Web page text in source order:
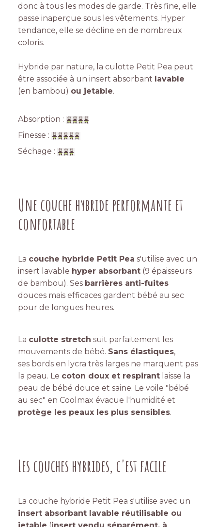
donc à tous les modes de garde. Très fine, elle
passe inaperçue sous les vêtements. Hyper
tendance, elle se décline en de nombreux
coloris.
Hybride par nature, la culotte Petit Pea peut
être associée à un insert absorbant lavable
(en bambou) ou jetable.
Absorption :
Finesse :
Séchage :
Une couche hybride performante et
confortable
La couche hybride Petit Pea s'utilise avec un
insert lavable hyper absorbant (9 épaisseurs
de bambou). Ses barrières anti-fuites
douces mais efficaces gardent bébé au sec
pour de longues heures.
La culotte stretch suit parfaitement les
mouvements de bébé. Sans élastiques,
ses bords en lycra très larges ne marquent pas
la peau. Le coton doux et respirant laisse la
peau de bébé douce et saine. Le voile "bébé
au sec" en Coolmax évacue l'humidité et
protège les peaux les plus sensibles.
Les couches hybrides, c'est facile
La couche hybride Petit Pea s'utilise avec un
insert absorbant lavable réutilisable ou